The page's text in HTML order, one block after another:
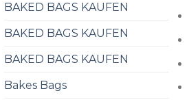
BAKED BAGS KAUFEN
BAKED BAGS KAUFEN
BAKED BAGS KAUFEN
Bakes Bags